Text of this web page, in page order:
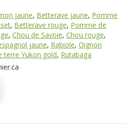
jaune, Betterave jaune, Pomme
, Betterave rouge, Pomme de
, Chou de Savoie, Chou rouge,
jaune, Rabiole, Oignon
terre Yukon gold, Rutabaga